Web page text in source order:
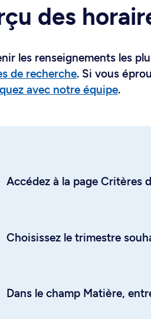
des
les renseignements les
de recherche. Si vous
avec notre équipe.
Accédez à la page Critères
Choisissez le trimestre
Dans le champ Matière,